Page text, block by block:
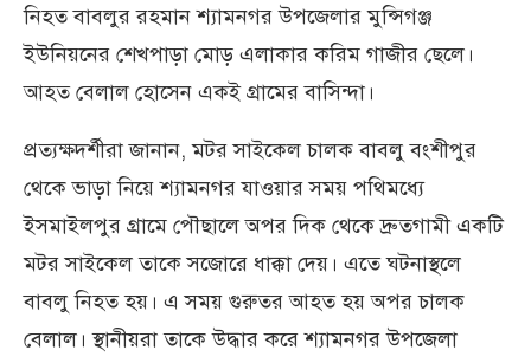
নিহত বাবলুর রহমান শ্যামনগর উপজেলার মুন্সিগঞ্জ
ইউনিয়নের শেখপাড়া মোড় এলাকার করিম গাজীর ছেলে।
আহত বেলাল হোসেন একই গ্রামের বাসিন্দা।
প্রত্যক্ষদর্শীরা জানান, মটর সাইকেল চালক বাবলু বংশীপুর
থেকে ভাড়া নিয়ে শ্যামনগর যাওয়ার সময় পথিমধ্যে
ইসমাইলপুর গ্রামে পৌছালে অপর দিক থেকে দ্রুতগামী একটি
মটর সাইকেল তাকে সজোরে ধাক্কা দেয়। এতে ঘটনাস্থলে
বাবলু নিহত হয়। এ সময় গুরুতর আহত হয় অপর চালক
বেলাল। স্থানীয়রা তাকে উদ্ধার করে শ্যামনগর উপজেলা